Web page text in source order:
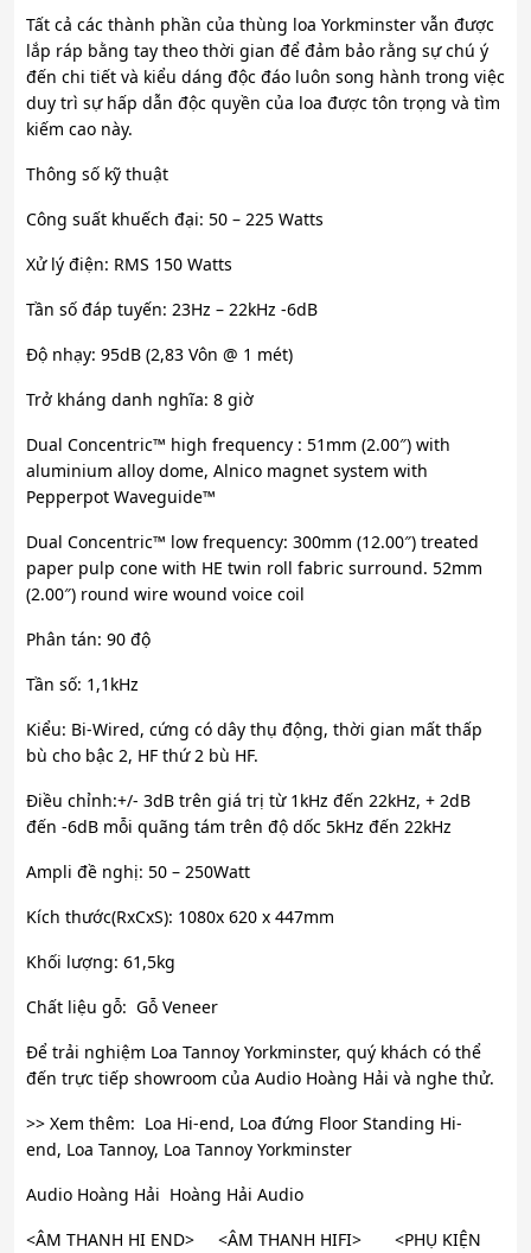
Tất cả các thành phần của thùng loa Yorkminster vẫn được
lắp ráp bằng tay theo thời gian để đảm bảo rằng sự chú ý
đến chi tiết và kiểu dáng độc đáo luôn song hành trong việc
duy trì sự hấp dẫn độc quyền của loa được tôn trọng và tìm
kiếm cao này.
Thông số kỹ thuật
Công suất khuếch đại: 50 – 225 Watts
Xử lý điện: RMS 150 Watts
Tần số đáp tuyến: 23Hz – 22kHz -6dB
Độ nhạy: 95dB (2,83 Vôn @ 1 mét)
Trở kháng danh nghĩa: 8 giờ
Dual Concentric™ high frequency : 51mm (2.00″) with
aluminium alloy dome, Alnico magnet system with
Pepperpot Waveguide™
Dual Concentric™ low frequency: 300mm (12.00″) treated
paper pulp cone with HE twin roll fabric surround. 52mm
(2.00″) round wire wound voice coil
Phân tán: 90 độ
Tần số: 1,1kHz
Kiểu: Bi-Wired, cứng có dây thụ động, thời gian mất thấp
bù cho bậc 2, HF thứ 2 bù HF.
Điều chỉnh:+/- 3dB trên giá trị từ 1kHz đến 22kHz, + 2dB
đến -6dB mỗi quãng tám trên độ dốc 5kHz đến 22kHz
Ampli đề nghị: 50 – 250Watt
Kích thước(RxCxS): 1080x 620 x 447mm
Khối lượng: 61,5kg
Chất liệu gỗ: Gỗ Veneer
Để trải nghiệm Loa Tannoy Yorkminster, quý khách có thể
đến trực tiếp showroom của Audio Hoàng Hải và nghe thử.
>> Xem thêm: Loa Hi-end, Loa đứng Floor Standing Hi-
end, Loa Tannoy, Loa Tannoy Yorkminster
Audio Hoàng Hải Hoàng Hải Audio
<ÂM THANH HI END> <ÂM THANH HIFI> <PHỤ KIỆN